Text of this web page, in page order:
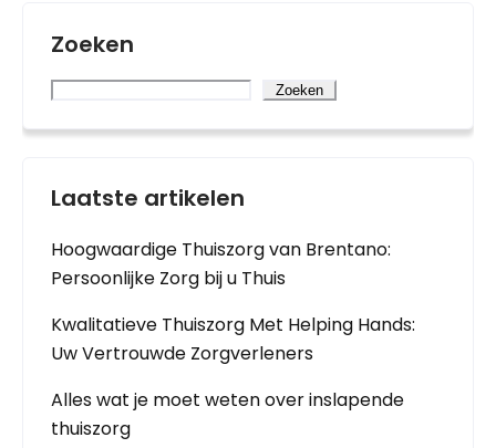
Zoeken
Zoeken
Laatste artikelen
Hoogwaardige Thuiszorg van Brentano:
Persoonlijke Zorg bij u Thuis
Kwalitatieve Thuiszorg Met Helping Hands:
Uw Vertrouwde Zorgverleners
Alles wat je moet weten over inslapende
thuiszorg